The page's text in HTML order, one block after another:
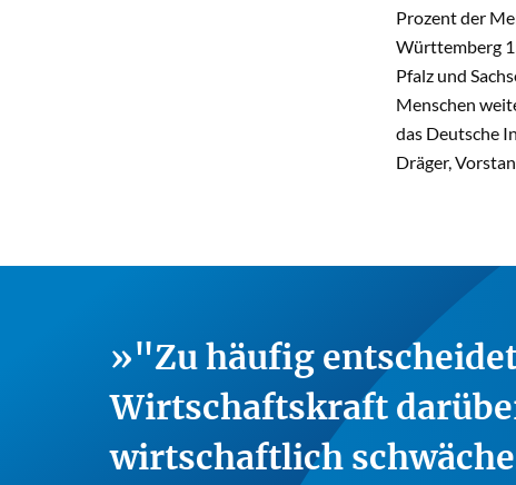
Prozent der
Württemberg
Pfalz und
Menschen
das Deutsche
Dräger,
"Zu häufig
Wirtschaftskraft
wirtschaftlich